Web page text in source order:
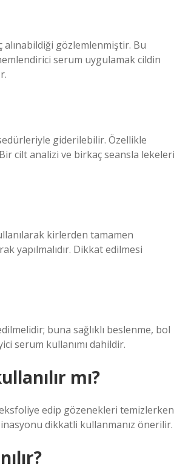
gözlemlenmiştir. Bu
serum uygulamak cildin
giderilebilir. Özellikle
cilt analizi ve birkaç seansla lekeleri
kirlerden tamamen
yapılmalıdır. Dikkat edilmesi
buna sağlıklı beslenme, bol
serum kullanımı dahildir.
mı?
edip gözenekleri
dikkatli kullanmanız önerilir.